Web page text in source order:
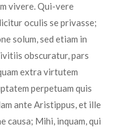
vivere. Qui-vere
oculis se privasse;
solum, sed etiam in
obscuratur, pars
extra virtutem
perpetuam quis
ante Aristippus, et ille
causa; Mihi, inquam, qui